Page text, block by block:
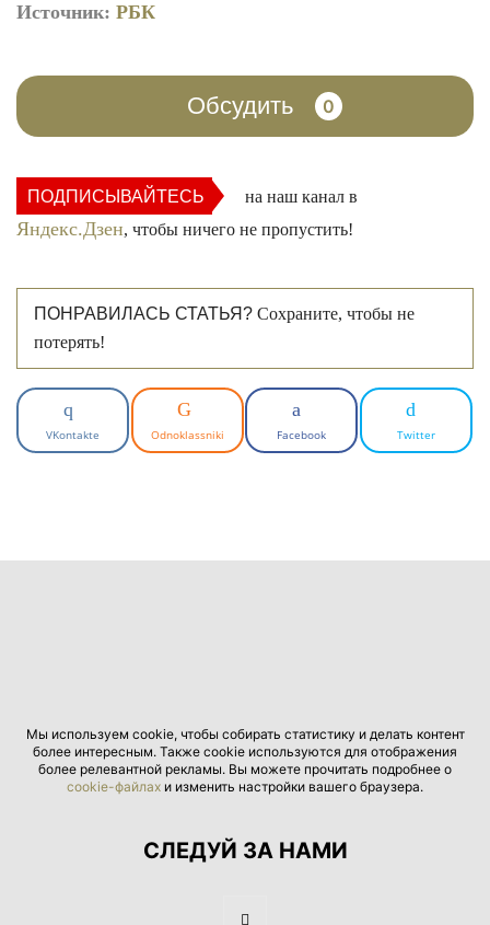
Источник: РБК
Обсудить 0
ПОДПИСЫВАЙТЕСЬ на наш канал в
Яндекс.Дзен, чтобы ничего не пропустить!
ПОНРАВИЛАСЬ СТАТЬЯ? Сохраните, чтобы не
потерять!
VKontakte Odnoklassniki Facebook Twitter
Мы используем cookie, чтобы собирать статистику и делать контент
более интересным. Также cookie используются для отображения
более релевантной рекламы. Вы можете прочитать подробнее о
cookie-файлах и изменить настройки вашего браузера.
СЛЕДУЙ ЗА НАМИ